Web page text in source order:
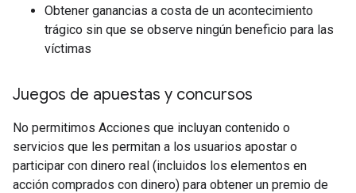
Obtener ganancias a costa de un acontecimiento
trágico sin que se observe ningún beneficio para las
víctimas
Juegos de apuestas y concursos
No permitimos Acciones que incluyan contenido o
servicios que les permitan a los usuarios apostar o
participar con dinero real (incluidos los elementos en
acción comprados con dinero) para obtener un premio de